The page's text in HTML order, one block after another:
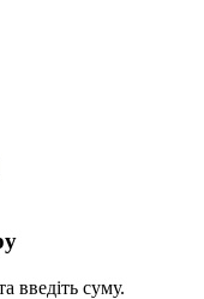
введіть суму.